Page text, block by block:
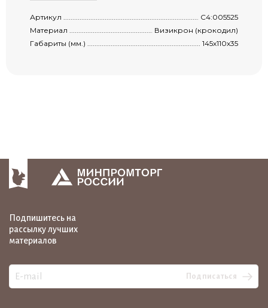
Артикул
С4:005525
Материал
Визикрон (крокодил)
Габариты (мм.)
145х110х35
Подпишитесь на
рассылку лучших
материалов
Подписаться